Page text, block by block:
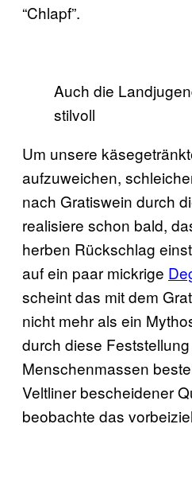
“Chlapf”.
Auch die
stilvoll
Um unsere
aufzuweichen,
nach Gratiswein durch
realisiere schon bald,
herben Rückschlag
auf ein paar mickrige
scheint das mit dem
nicht mehr als ein
durch diese
Menschenmassen
Veltliner bescheidener
beobachte das